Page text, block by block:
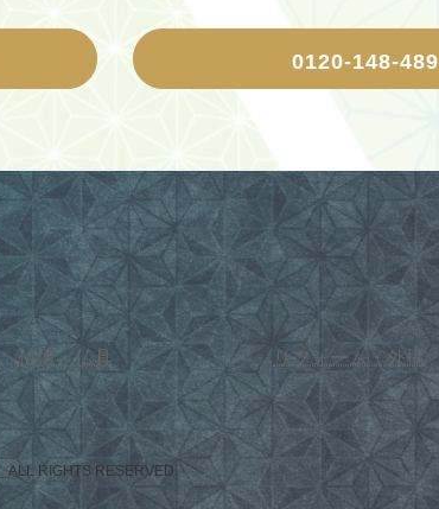
0120-148-489
仏壇・仏具 リフォーム・外構
ALL RIGHTS RESERVED.